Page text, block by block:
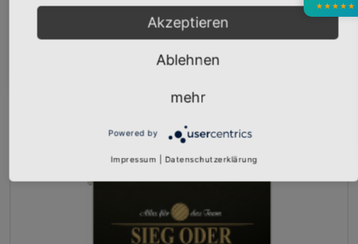
Kapuzen Sweat-Shirt "SIEG ODER SPIELABBRUCH" schwarz
exkl.Versandkosten
Abonnieren
★★★★★
Akzeptieren
Ablehnen
mehr
Powered by
Impressum Datenschutzerklärung